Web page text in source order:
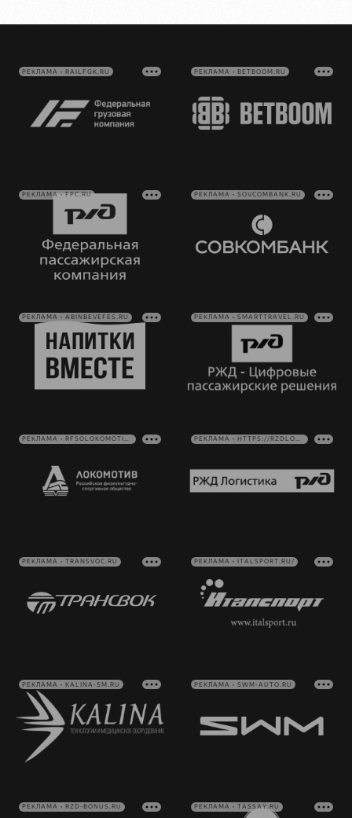
РЕКЛАМА • RAILFGK.RU РЕКЛАМА • BETBOOM.RU
РЕКЛАМА • FPC.RU РЕКЛАМА • SOVCOMBANK.RU
РЕКЛАМА • ABINBEVEFES.RU РЕКЛАМА • SMARTTRAVEL.RU
РЕКЛАМА • RFSOLOKOMOTIV.RU РЕКЛАМА • HTTPS://RZDLOG.RU/
РЕКЛАМА • TRANSVOC.RU РЕКЛАМА • ITALSPORT.RU/
РЕКЛАМА • KALINA-SM.RU РЕКЛАМА • SWM-AUTO.RU
РЕКЛАМА • RZD-BONUS.RU РЕКЛАМА • TASSAY.RU